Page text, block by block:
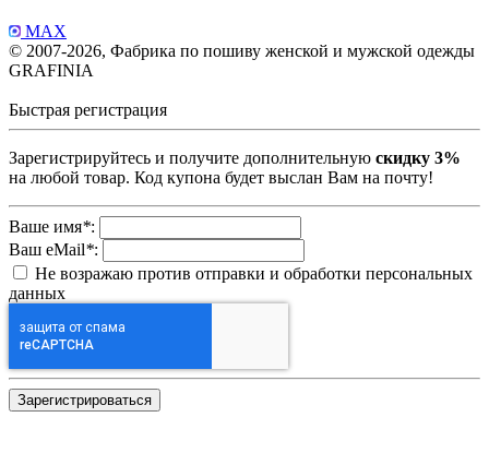
MAX
© 2007-2026, Фабрика по пошиву женской и мужской одежды
GRAFINIA
Быстрая регистрация
Зарегистрируйтесь и получите дополнительную скидку 3%
на любой товар. Код купона будет выслан Вам на почту!
Ваше имя*:
Ваш eMail*:
Не возражаю против отправки и обработки персональных
данных